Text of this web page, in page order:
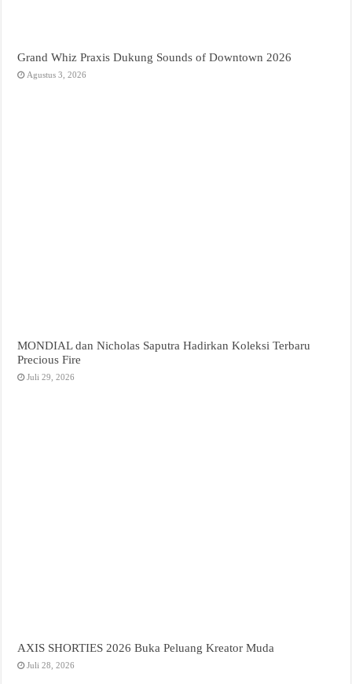
Grand Whiz Praxis Dukung Sounds of Downtown 2026
Agustus 3, 2026
MONDIAL dan Nicholas Saputra Hadirkan Koleksi Terbaru
Precious Fire
Juli 29, 2026
AXIS SHORTIES 2026 Buka Peluang Kreator Muda
Juli 28, 2026